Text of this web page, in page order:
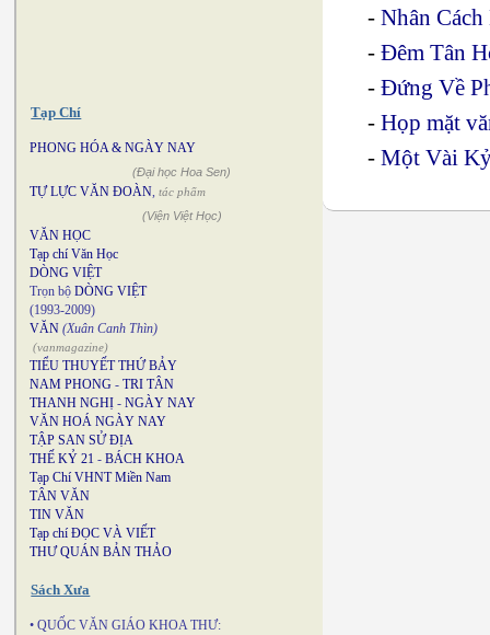
Tạp Chí
PHONG HÓA & NGÀY NAY
(Đại học Hoa Sen)
TỰ LỰC VĂN ĐOÀN, tác phẩm
(Viện Việt Học)
VĂN HỌC
Tạp chí Văn Học
DÒNG VIỆT
Trọn bộ DÒNG VIỆT
(1993-2009)
VĂN (Xuân Canh Thìn)
(vanmagazine)
TIỂU THUYẾT THỨ BẢY
NAM PHONG - TRI TÂN
THANH NGHỊ - NGÀY NAY
VĂN HOÁ NGÀY NAY
TẬP SAN SỬ ĐỊA
THẾ KỶ 21 - BÁCH KHOA
Tạp Chí VHNT Miền Nam
TÂN VĂN
TIN VĂN
Tạp chí ĐỌC VÀ VIẾT
THƯ QUÁN BẢN THẢO
Sách Xưa
• QUỐC VĂN GIÁO KHOA THƯ:
-Nhân
-Đêm Tân
-Đứng Về
-Họp mặt
-Một Vài